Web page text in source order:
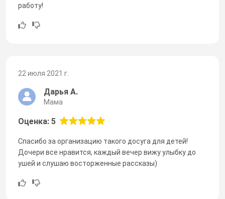
работу!
22 июля 2021 г.
Дарья А.
Мама
Оценка: 5
Спасибо за организацию такого досуга для детей!
Дочери все нравится, каждый вечер вижу улыбку до
ушей и слушаю восторженные рассказы)